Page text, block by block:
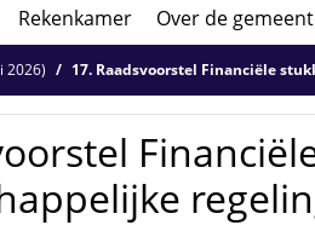
Rekenkamer Over de
2026) 17. Raadsvoorstel Financiële stukken